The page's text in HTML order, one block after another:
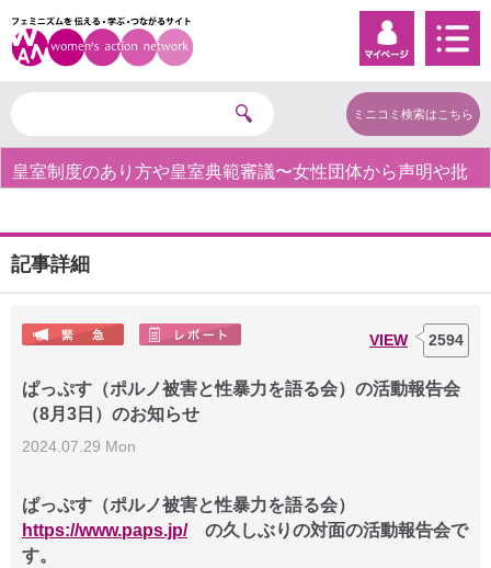
ミニコミ検索はこちら
皇室制度のあり方や皇室典範審議〜女性団体から声明や批
記事詳細
VIEW 2594
ぱっぷす（ポルノ被害と性暴力を語る会）の活動報告会
（8月3日）のお知らせ
2024.07.29 Mon
ぱっぷす（ポルノ被害と性暴力を語る会）
https://www.paps.jp/の久しぶりの対面の活動報告会で
す。